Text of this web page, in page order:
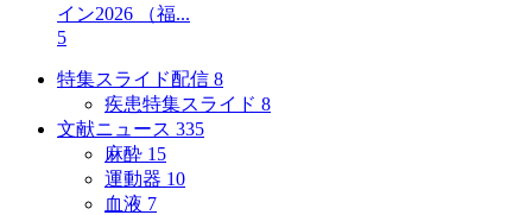
イン2026 （福...
5
特集スライド配信 8
疾患特集スライド 8
文献ニュース 335
麻酔 15
運動器 10
血液 7